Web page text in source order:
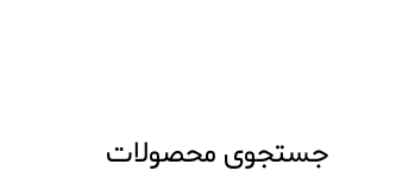
جستجوی محصولات